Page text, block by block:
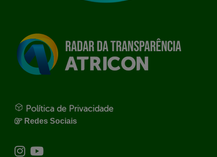
Política de Privacidade
Redes Sociais